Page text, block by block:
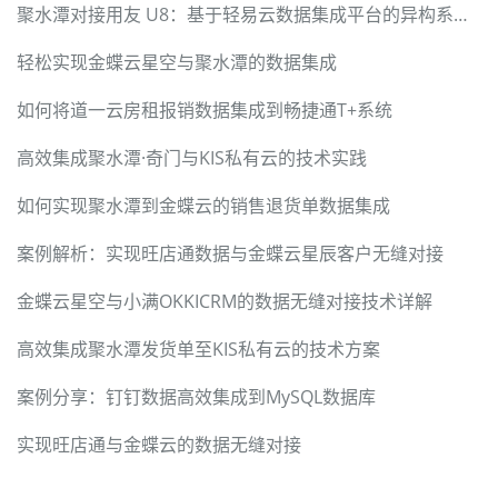
聚水潭对接用友 U8：基于轻易云数据集成平台的异构系统无缝集成技术方案
轻松实现金蝶云星空与聚水潭的数据集成
如何将道一云房租报销数据集成到畅捷通T+系统
高效集成聚水潭·奇门与KIS私有云的技术实践
如何实现聚水潭到金蝶云的销售退货单数据集成
案例解析：实现旺店通数据与金蝶云星辰客户无缝对接
金蝶云星空与小满OKKICRM的数据无缝对接技术详解
高效集成聚水潭发货单至KIS私有云的技术方案
案例分享：钉钉数据高效集成到MySQL数据库
实现旺店通与金蝶云的数据无缝对接